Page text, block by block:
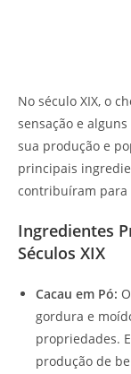
No século XIX, o
sensação e
sua produção e
principais
contribuíram para
Ingredientes
Séculos XIX
Cacau em Pó:
gordura e
propriedades.
produção de